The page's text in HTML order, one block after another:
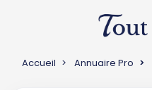
Accueil Annuaire Pro